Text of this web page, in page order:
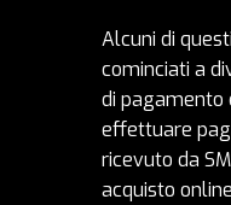
Alcuni di
cominciati a
di pagamento
effettuare
ricevuto da
acquisto